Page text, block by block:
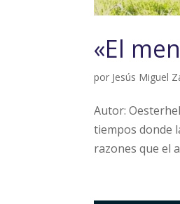
«El
por Jesús Miguel
Autor:
tiempos donde
razones que el